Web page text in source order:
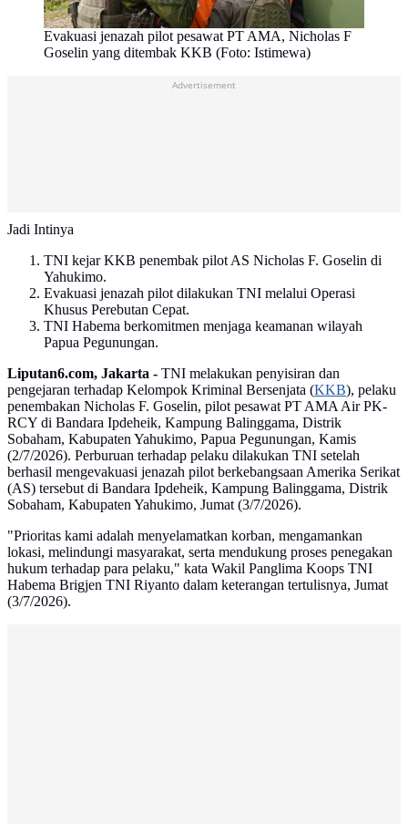
Evakuasi jenazah pilot pesawat PT AMA, Nicholas F
Goselin yang ditembak KKB (Foto: Istimewa)
Advertisement
Jadi Intinya
TNI kejar KKB penembak pilot AS Nicholas F. Goselin di
Yahukimo.
Evakuasi jenazah pilot dilakukan TNI melalui Operasi
Khusus Perebutan Cepat.
TNI Habema berkomitmen menjaga keamanan wilayah
Papua Pegunungan.
Liputan6.com, Jakarta - TNI melakukan penyisiran dan
pengejaran terhadap Kelompok Kriminal Bersenjata (KKB), pelaku
penembakan Nicholas F. Goselin, pilot pesawat PT AMA Air PK-
RCY di Bandara Ipdeheik, Kampung Balinggama, Distrik
Sobaham, Kabupaten Yahukimo, Papua Pegunungan, Kamis
(2/7/2026). Perburuan terhadap pelaku dilakukan TNI setelah
berhasil mengevakuasi jenazah pilot berkebangsaan Amerika Serikat
(AS) tersebut di Bandara Ipdeheik, Kampung Balinggama, Distrik
Sobaham, Kabupaten Yahukimo, Jumat (3/7/2026).
"Prioritas kami adalah menyelamatkan korban, mengamankan
lokasi, melindungi masyarakat, serta mendukung proses penegakan
hukum terhadap para pelaku," kata Wakil Panglima Koops TNI
Habema Brigjen TNI Riyanto dalam keterangan tertulisnya, Jumat
(3/7/2026).